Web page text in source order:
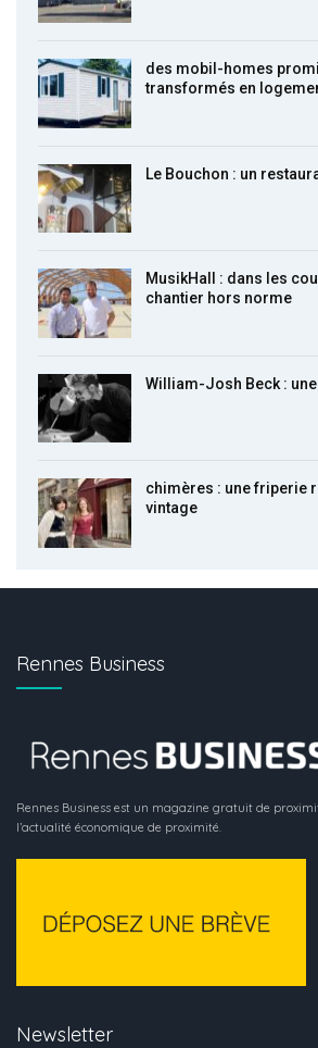
des mobil-homes
transformés en
Le Bouchon : un
MusikHall : dans les
chantier hors norme
William-Josh Beck :
chimères : une friperie
vintage
Rennes Business
Rennes Business est un magazine gratuit de
l’actualité économique de proximité.
Newsletter